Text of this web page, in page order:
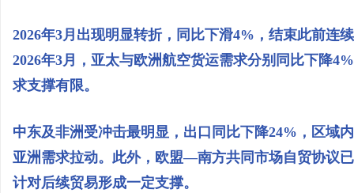
2026年3月出现明显转折，同比下滑4%，结束此前连
2026年3月，亚太与欧洲航空货运需求分别同比下降
求支撑有限。
中东及非洲受冲击最明显，出口同比下降24%，区域
亚洲需求拉动。此外，欧盟—南方共同市场自贸协议
计对后续贸易形成一定支撑。